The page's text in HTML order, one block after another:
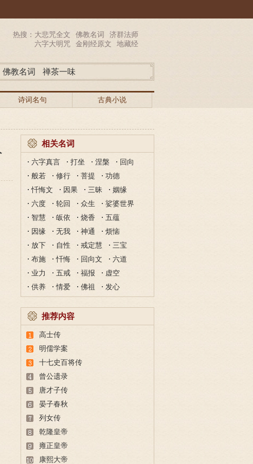
热搜： 大悲咒全文 佛教名词
济群法师
六字大明咒
金刚经原文 地藏经
佛教名词 禅茶一味
诗词名句 古典小说
相关名词
六字真言 打坐 涅槃
回向
般若
修行 菩提
功德
忏悔文
因果 三昧
姻缘
六度
轮回 众生
娑婆世界
智慧
皈依 烧香
五蕴
因缘
无我 神通
烦恼
放下
自性 戒定慧
三宝
布施
忏悔 回向文
六道
业力
五戒 福报
虚空
供养
情爱 佛祖 发心
推荐内容
高士传
明儒学案
十七史百将传
曾公遗录
唐才子传
晏子春秋
列女传
乾隆皇帝
雍正皇帝
康熙大帝